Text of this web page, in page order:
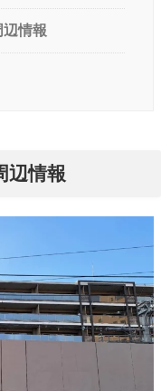
辺情報
辺情報